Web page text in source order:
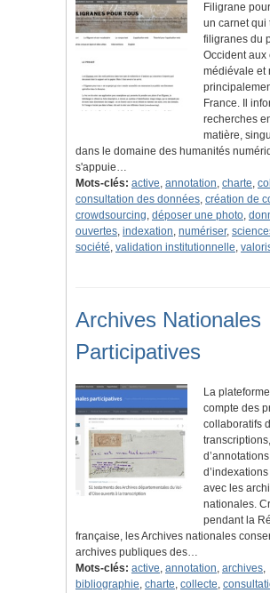
Filigrane
un carnet qui
filigranes du
Occident aux
médiévale et
France. Il
recherches
matière,
dans le domaine des humanités
s'appuie…
Mots-clés: active, annotation, charte,
consultation des données, création de
crowdsourcing, déposer une photo,
ouvertes, indexation, numériser,
société, validation institutionnelle,
Archives Nationales
Participatives
La
compte des
collaboratifs
transcriptions,
avec les
nationales.
pendant la
française, les Archives nationales
archives publiques des…
Mots-clés: active, annotation, archives,
bibliographie, charte, collecte,